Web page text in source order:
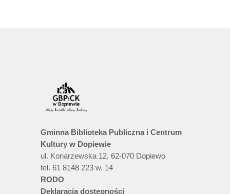
Gminna Biblioteka Publiczna i Centrum
Kultury w Dopiewie
ul. Konarzewska 12, 62-070 Dopiewo
tel. 61 8148 223 w. 14
RODO
Deklaracja dostępności